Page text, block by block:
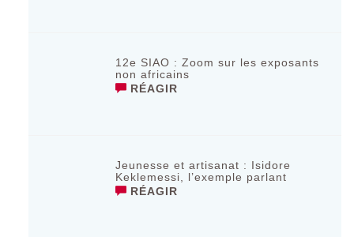
12e SIAO : Zoom sur les exposants
non africains
RÉAGIR
Jeunesse et artisanat : Isidore
Keklemessi, l’exemple parlant
RÉAGIR